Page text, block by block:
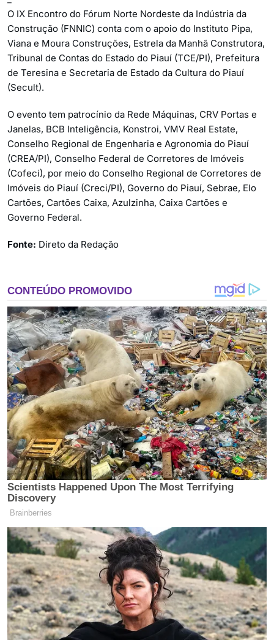
O IX Encontro do Fórum Norte Nordeste da Indústria da
Construção (FNNIC) conta com o apoio do Instituto Pipa,
Viana e Moura Construções, Estrela da Manhã Construtora,
Tribunal de Contas do Estado do Piauí (TCE/PI), Prefeitura
de Teresina e Secretaria de Estado da Cultura do Piauí
(Secult).
O evento tem patrocínio da Rede Máquinas, CRV Portas e
Janelas, BCB Inteligência, Konstroi, VMV Real Estate,
Conselho Regional de Engenharia e Agronomia do Piauí
(CREA/PI), Conselho Federal de Corretores de Imóveis
(Cofeci), por meio do Conselho Regional de Corretores de
Imóveis do Piauí (Creci/PI), Governo do Piauí, Sebrae, Elo
Cartões, Cartões Caixa, Azulzinha, Caixa Cartões e
Governo Federal.
Fonte: Direto da Redação